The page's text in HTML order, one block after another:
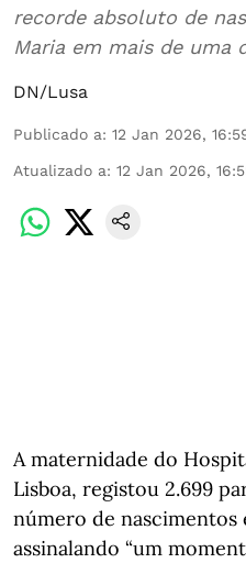
recorde absoluto de
Maria em mais de uma
DN/Lusa
Publicado a: 12 Jan 2026,
Atualizado a: 12 Jan 2026,
A maternidade do
Lisboa, registou 2.699
número de nascimentos
assinalando “um